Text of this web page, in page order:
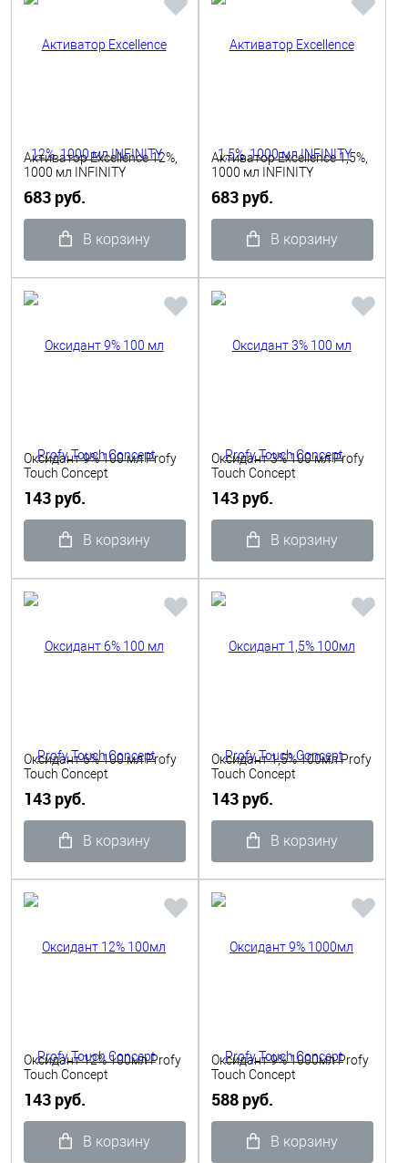
Активатор Excellence 12%,
1000 мл INFINITY
683 руб.
В корзину
Активатор Excellence 1,5%,
1000 мл INFINITY
683 руб.
В корзину
Оксидант 9% 100 мл Profy
Touch Concept
143 руб.
В корзину
Оксидант 3% 100 мл Profy
Touch Concept
143 руб.
В корзину
Оксидант 6% 100 мл Profy
Touch Concept
143 руб.
В корзину
Оксидант 1,5% 100мл Profy
Touch Concept
143 руб.
В корзину
Оксидант 12% 100мл Profy
Touch Concept
143 руб.
В корзину
Оксидант 9% 1000мл Profy
Touch Concept
588 руб.
В корзину